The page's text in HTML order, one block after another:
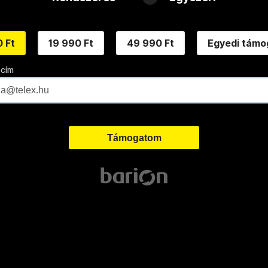
Ft 19 990 Ft 49 990 Ft Egyedi